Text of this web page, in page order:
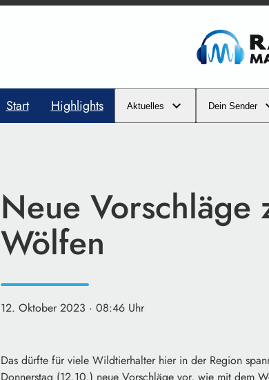
Start Highlights Aktuelles Dein Sender
Neue Vorschläge
Wölfen
12. Oktober 2023 · 08:46 Uhr
Das dürfte für viele Wildtierhalter hier in der Region